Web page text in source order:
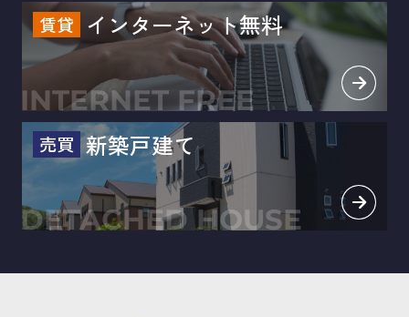
賃貸 インターネット無料
INTERNET FREE
売買 新築戸建て
DETACHED HOUSE